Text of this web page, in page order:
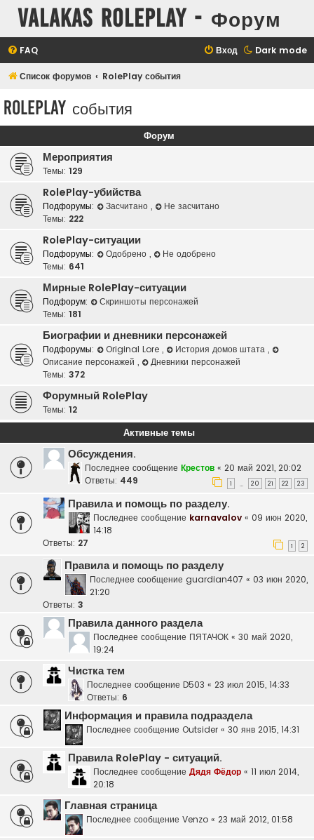
Valakas Roleplay - Форум
Dark mode
FAQ Вход
Список форумов RolePlay события
RolePlay события
Форум
Мероприятия
Темы: 129
RolePlay-убийства
Подфорумы: Засчитано ,
Не засчитано
Темы: 222
RolePlay-ситуации
Подфорумы: Одобрено ,
Не одобрено
Темы: 641
Мирные RolePlay-ситуации
Подфорум:
Скриншоты персонажей
Темы: 181
Биографии и дневники персонажей
Подфорумы: Original Lore , История домов штата ,
Описание персонажей ,
Дневники персонажей
Темы: 372
Форумный RolePlay
Темы: 12
Активные темы
Обсуждения.
Последнее сообщение Крестов « 20 май 2021, 20:02
Ответы: 449 1 … 20 21 22 23
Правила и помощь по разделу.
Последнее сообщение karnavalov « 09 июн 2020,
14:18
Ответы: 27 1 2
Правила и помощь по разделу
Последнее сообщение guardian407 « 03 июн 2020,
21:20
Ответы: 3
Правила данного раздела
Последнее сообщение ПЯТАЧОК « 30 май 2020,
19:24
Чистка тем
Последнее сообщение D503 « 23 июл 2015, 14:33
Ответы: 6
Информация и правила подраздела
Последнее сообщение Outsider « 30 янв 2015, 14:31
Правила RolePlay - ситуаций.
Последнее сообщение Дядя Фёдор « 11 июл 2014,
20:18
Главная страница
Последнее сообщение Venzo « 23 май 2012, 01:58